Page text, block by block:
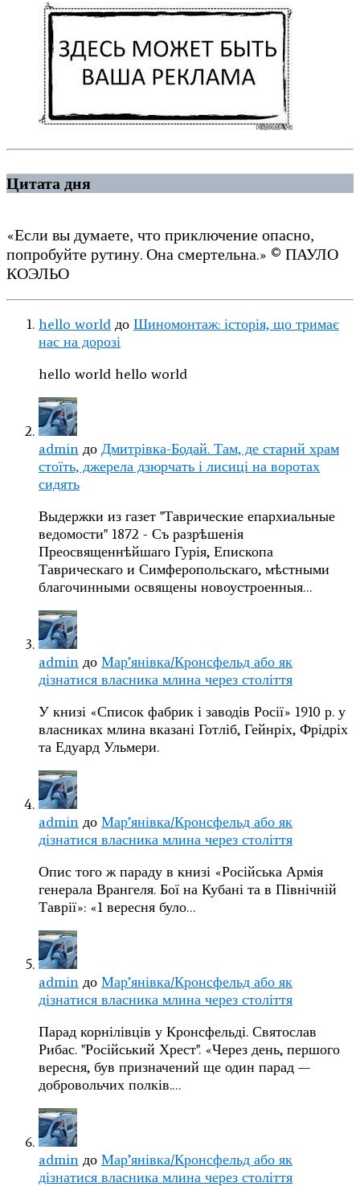
Цитата дня
«Если вы думаете, что приключение опасно,
попробуйте рутину. Она смертельна.» © ПАУЛО
КОЭЛЬО
hello world до Шиномонтаж: історія, що тримає
нас на дорозі
hello world hello world
admin до Дмитрівка-Бодай. Там, де старий храм
стоїть, джерела дзюрчать і лисиці на воротах
сидять
Выдержки из газет "Таврические епархиальные
ведомости" 1872 - Съ разрѣшенія
Преосвященнѣйшаго Гурія, Епископа
Таврическаго и Симферопольскаго, мѣстными
благочинными освящены новоустроенныя…
admin до Мар’янівка/Кронсфельд або як
дізнатися власника млина через століття
У книзі «Список фабрик і заводів Росії» 1910 р. у
власниках млина вказані Готліб, Гейнріх, Фрідріх
та Едуард Ульмери.
admin до Мар’янівка/Кронсфельд або як
дізнатися власника млина через століття
Опис того ж параду в книзі «Російська Армія
генерала Врангеля. Бої на Кубані та в Північній
Таврії»: «1 вересня було…
admin до Мар’янівка/Кронсфельд або як
дізнатися власника млина через століття
Парад корнілівців у Кронсфельді. Святослав
Рибас. "Російський Хрест". «Через день, першого
вересня, був призначений ще один парад —
добровольчих полків.…
admin до Мар’янівка/Кронсфельд або як
дізнатися власника млина через століття